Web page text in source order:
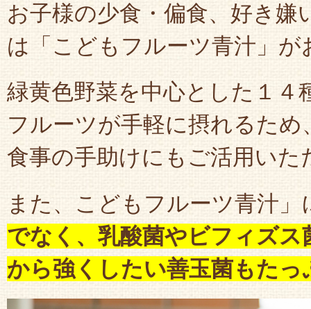
お子様の少食・偏食、好き嫌
は「こどもフルーツ青汁」が
緑黄色野菜を中心とした１４
フルーツが手軽に摂れるた
食事の手助けにもご活用いた
また、こどもフルーツ青汁」
でなく、乳酸菌やビフィズ
から強くしたい善玉菌もたっ